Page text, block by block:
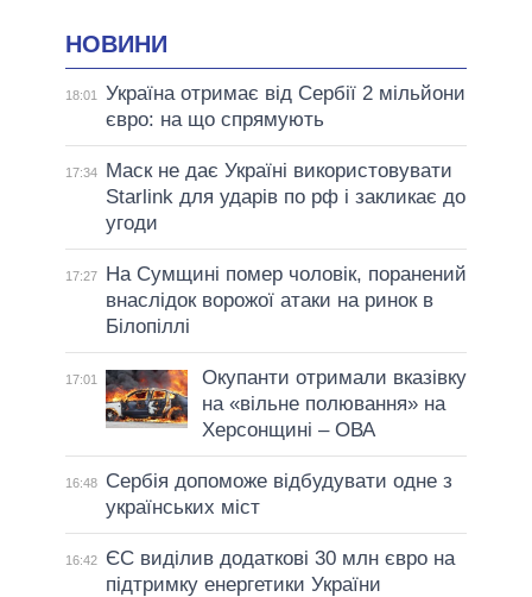
НОВИНИ
18:01
Україна отримає від Сербії 2 мільйони
євро: на що спрямують
17:34
Маск не дає Україні використовувати
Starlink для ударів по рф і закликає до
угоди
17:27
На Сумщині помер чоловік, поранений
внаслідок ворожої атаки на ринок в
Білопіллі
17:01
Окупанти отримали вказівку
на «вільне полювання» на
Херсонщині – ОВА
16:48
Сербія допоможе відбудувати одне з
українських міст
16:42
ЄС виділив додаткові 30 млн євро на
підтримку енергетики України